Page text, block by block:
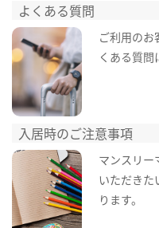
よくある質問
ご利用のお
くある質問
入居時のご注意事項
マンスリー
いただきた
ります。